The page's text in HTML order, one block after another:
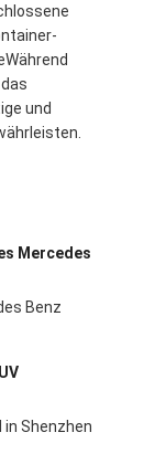
und
Mercedes
Benz
in Shenzhen